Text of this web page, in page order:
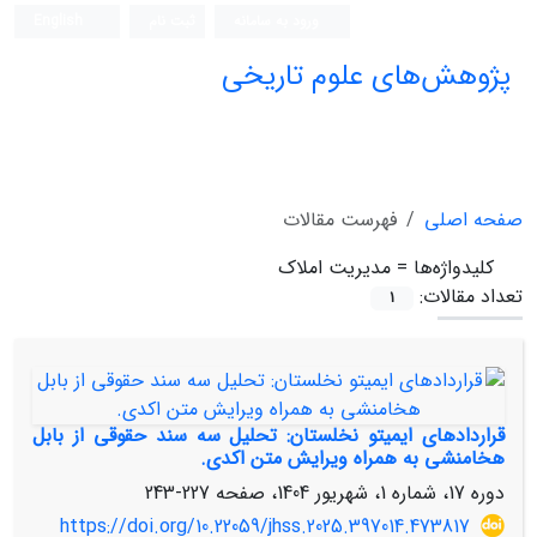
پژوهش‌های علوم تاریخی
صفحه اصلی
فهرست مقالات
کلیدواژه‌ها = مدیریت املاک
تعداد مقالات:
1
قراردادهای ایمیتو نخلستان: تحلیل سه سند حقوقی از بابل
هخامنشی به همراه ویرایش متن اکدی.
دوره 17، شماره 1، شهریور 1404، صفحه
227-243
https://doi.org/10.22059/jhss.2025.397014.473817